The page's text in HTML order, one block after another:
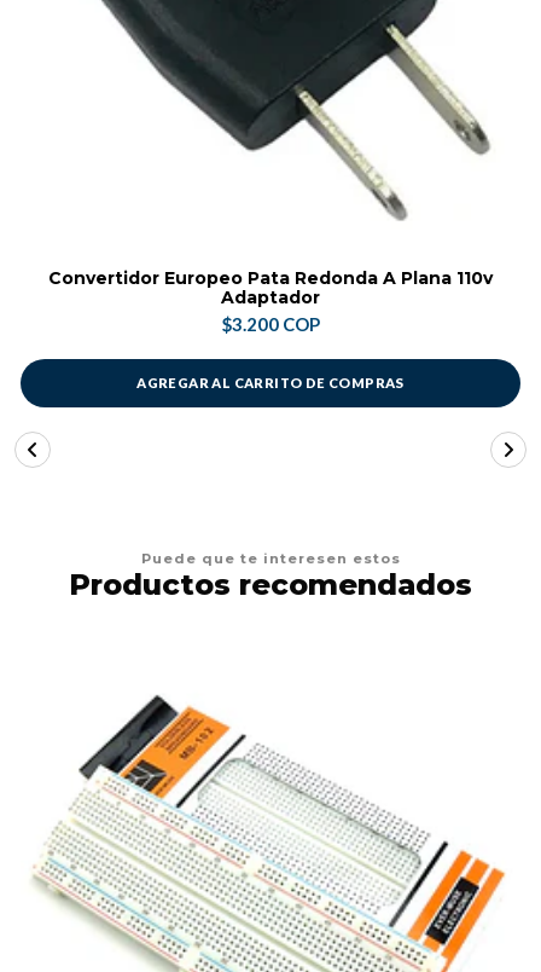
Convertidor Europeo Pata Redonda A Plana 110v
Adaptador
$3.200 COP
AGREGAR AL CARRITO DE COMPRAS
Puede que te interesen estos
Productos recomendados